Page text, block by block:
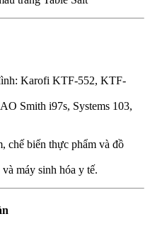
Karofi KTF-552, KTF-
Smith i97s, Systems 103,
chế biến thực phẩm và đồ
máy sinh hóa y tế.